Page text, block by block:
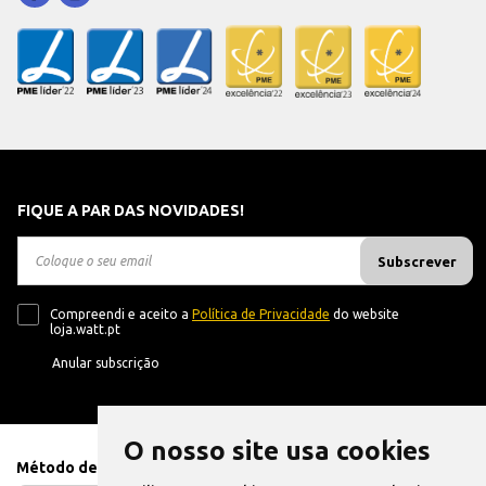
O nosso site usa cookies
FIQUE A PAR DAS NOVIDADES!
Subscrever
Compreendi e aceito a Política de Privacidade do website
loja.watt.pt
Anular subscrição
Método de Pagamento